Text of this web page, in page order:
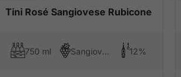
Tini Rosé Sangiovese Rubicone
750 ml Sangiovese 12%